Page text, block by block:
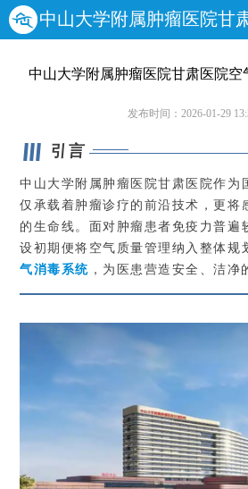
中山大学附属肿瘤医院甘
中山大学附属肿瘤医院甘肃医院空
发布时间：2026-01-29
引言
中山大学附属肿瘤医院甘肃医院作为
仅承载着肿瘤诊疗的前沿技术，更将
的生命线。面对肿瘤患者免疫力普遍
设初期便将空气质量管理纳入整体规
气消毒系统 ，为医患营造安全、洁净